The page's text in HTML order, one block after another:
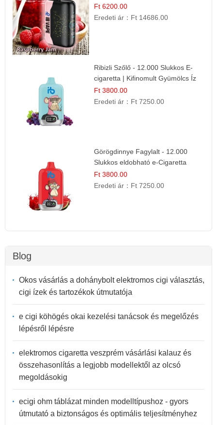
Gyümölcs Íz
Ft 6200.00
Eredeti ár： Ft 14686.00
Ribizli Szőlő - 12.000 Slukkos E-
cigaretta | Kifinomult Gyümölcs Íz
Ft 3800.00
Eredeti ár： Ft 7250.00
Görögdinnye Fagylalt - 12.000
Slukkos eldobható e-Cigaretta
Ft 3800.00
Eredeti ár： Ft 7250.00
Blog
Okos vásárlás a dohánybolt elektromos cigi választás,
cigi ízek és tartozékok útmutatója
e cigi köhögés okai kezelési tanácsok és megelőzés
lépésről lépésre
elektromos cigaretta veszprém vásárlási kalauz és
összehasonlítás a legjobb modellektől az olcsó
megoldásokig
ecigi ohm táblázat minden modelltípushoz - gyors
útmutató a biztonságos és optimális teljesítményhez